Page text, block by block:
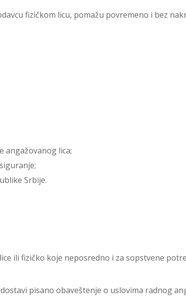
fizičkom licu, pomažu povremeno i bez
angažovanog lica;
Srbije.
ili fizičko koje neposredno i za sopstvene
pisano obaveštenje o uslovima radnog